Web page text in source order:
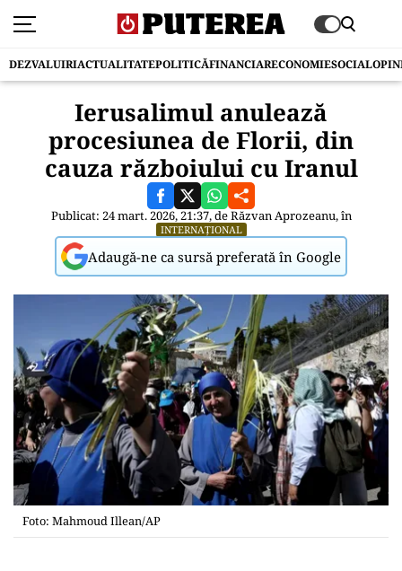
DEZVALUIRIACTUALITATEPOLITICĂFINANCIARECONOMIESOCIAL
Ierusalimul anulează
procesiunea de Florii, din
cauza războiului cu Iranul
Publicat: 24 mart. 2026, 21:37, deRăzvan Aprozeanu, în
INTERNAȚIONAL
Adaugă-ne ca sursă preferată în Google
Foto: Mahmoud Illean/AP